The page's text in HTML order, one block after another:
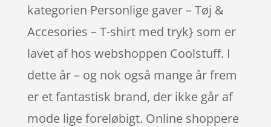
kategorien Personlige gaver – Tøj &
Accesories – T-shirt med tryk} som er
lavet af hos webshoppen Coolstuff. I
dette år – og nok også mange år frem
er et fantastisk brand, der ikke går af
mode lige foreløbigt. Online shoppere